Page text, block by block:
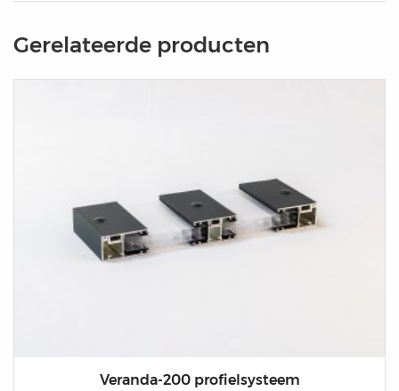
Gerelateerde producten
Veranda-200 profielsysteem